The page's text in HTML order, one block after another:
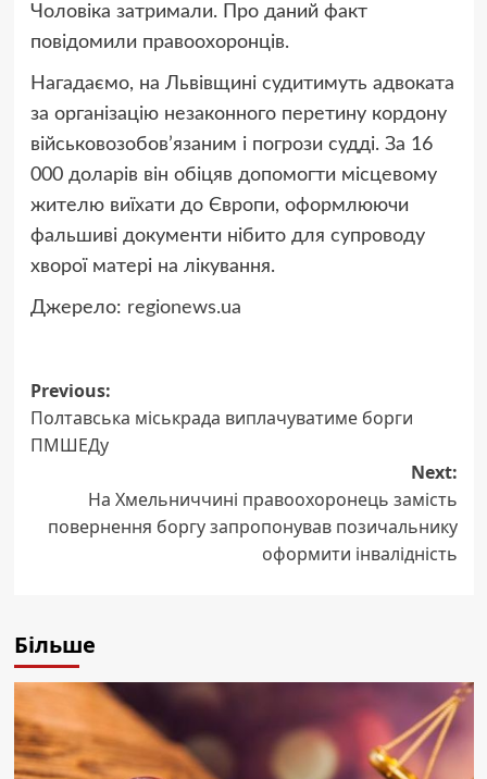
Чоловіка затримали. Про даний факт
повідомили правоохоронців.
Нагадаємо, на Львівщині судитимуть адвоката
за організацію незаконного перетину кордону
військовозобов’язаним і погрози судді. За 16
000 доларів він обіцяв допомогти місцевому
жителю виїхати до Європи, оформлюючи
фальшиві документи нібито для супроводу
хворої матері на лікування.
Джерело: regionews.ua
Post
navigation
Previous:
Полтавська міськрада виплачуватиме борги
ПМШЕДу
Next:
На Хмельниччині правоохоронець замість
повернення боргу запропонував позичальнику
оформити інвалідність
Більше